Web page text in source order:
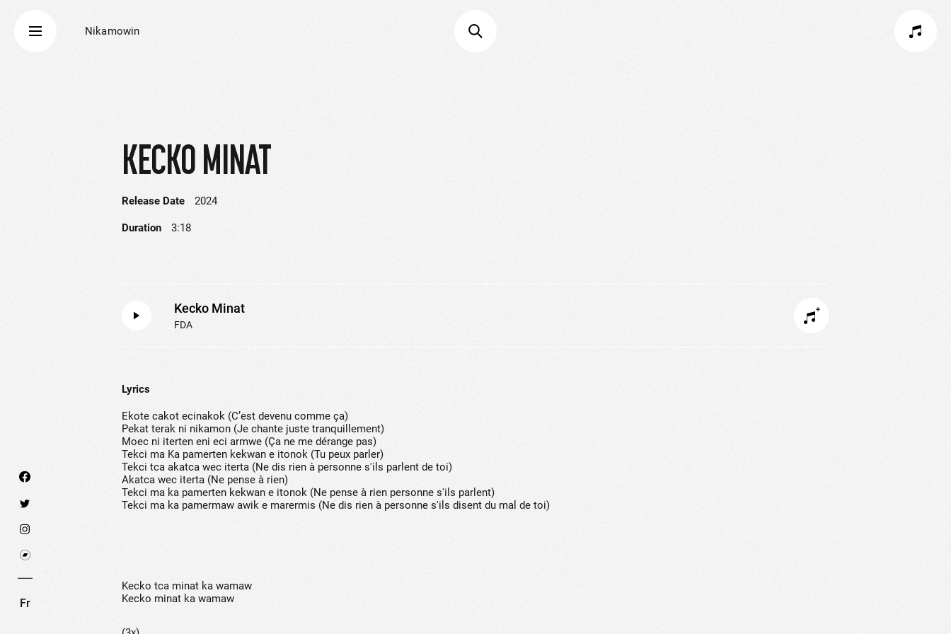
Nikamowin
Fr
KECKO MINAT
Release Date 2024
Duration 3:18
Kecko Minat
FDA
Lyrics
Ekote cakot ecinakok (C’est devenu comme ça)
Pekat terak ni nikamon (Je chante juste tranquillement)
Moec ni iterten eni eci armwe (Ça ne me dérange pas)
Tekci ma Ka pamerten kekwan e itonok (Tu peux parler)
Tekci tca akatca wec iterta (Ne dis rien à personne s'ils parlent de toi)
Akatca wec iterta (Ne pense à rien)
Tekci ma ka pamerten kekwan e itonok (Ne pense à rien personne s'ils parlent)
Tekci ma ka pamermaw awik e marermis (Ne dis rien à personne s'ils disent du mal de toi)
Kecko tca minat ka wamaw
Kecko minat ka wamaw